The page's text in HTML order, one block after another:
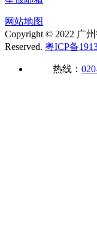
网站地图
Copyright © 2022 广
Reserved. 粤ICP备
热线：